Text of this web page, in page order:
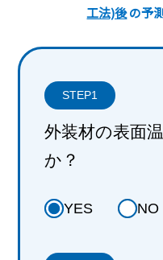
工法)後の予
STEP1
外装材の表面
か？
YES NO